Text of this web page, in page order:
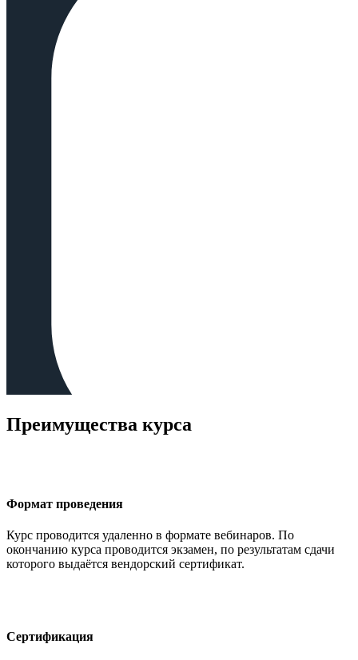
Преимущества курса
Формат проведения
Курс проводится удаленно в формате вебинаров. По
окончанию курса проводится экзамен, по результатам сдачи
которого выдаётся вендорский сертификат.
Сертификация